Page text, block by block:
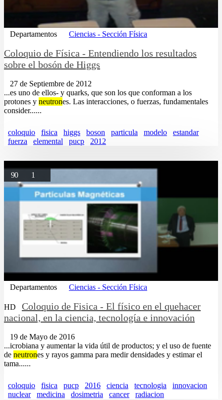
Departamentos Ciencias - Sección Física
Coloquio de Física - Entendiendo los resultados
sobre el bosón de Higgs
27 de Septiembre de 2012
...es uno de ellos- y quarks, que son los que conforman a los
protones y neutrones. Las interacciones, o fuerzas, fundamentales
consider......
coloquio fisica higgs boson particula modelo
estandar
fuerza
elemental pucp 2012
90 1
Departamentos Ciencias - Sección Física
HD
Coloquio de Fisica - El físico en el quehacer
nacional, en la ciencia, tecnología e innovación
19 de Mayo de 2016
...icrobiana y aumentar la vida útil de productos; y el uso de fuente
de neutrones y rayos gamma para medir densidades y estimar el
tama......
coloquio fisica pucp 2016 ciencia tecnologia
innovacion
nuclear
medicina dosimetria cancer radiacion